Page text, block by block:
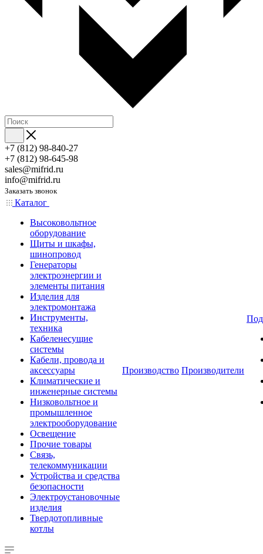
+7 (812) 98-840-27
+7 (812) 98-645-98
sales@mifrid.ru
info@mifrid.ru
Заказать звонок
Каталог
Высоковольтное
оборудование
Щиты и шкафы,
шинопровод
Генераторы
электроэнергии и
элементы питания
Изделия для
электромонтажа
Инструменты,
техника
Кабеленесущие
системы
Кабели, провода и
аксессуары
Климатические и
инженерные системы
Низковольтное и
промышленное
электрооборудование
Освещение
Прочие товары
Связь,
телекоммуникации
Устройства и средства
безопасности
Электроустановочные
изделия
Твердотопливные
котлы
Производство Производители